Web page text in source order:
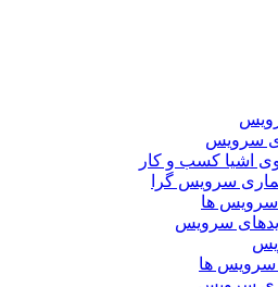
سرویس
اشیا کسب و کار
سرویس گرا
سرویس ها
سرویس
سرویس ها